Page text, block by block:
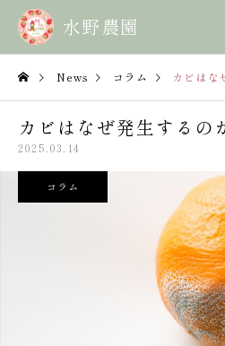
News コラム カビはな
カビはなぜ発生するの
2025.03.14
コラム